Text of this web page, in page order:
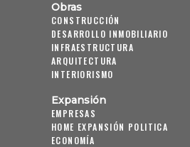
Obras
CONSTRUCCIÓN
DESARROLLO INMOBILIARIO
INFRAESTRUCTURA
ARQUITECTURA
INTERIORISMO
Expansión
EMPRESAS
HOME EXPANSIÓN POLITICA
ECONOMÍA